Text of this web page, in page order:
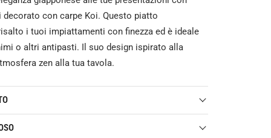
con carpe Koi. Questo piatto
i tuoi impiattamenti con finezza ed è ideale
o altri antipasti. Il suo design ispirato alla
zen alla tua tavola.
Mino